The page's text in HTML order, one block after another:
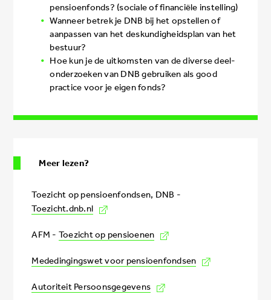
pensioenfonds? (sociale of financiële instelling)
Wanneer betrek je DNB bij het opstellen of
aanpassen van het deskundigheidsplan van het
bestuur?
Hoe kun je de uitkomsten van de diverse deel­
onderzoeken van DNB gebruiken als good
practice voor je eigen fonds?
Meer lezen?
Toezicht op pensioenfondsen, DNB -
Toezicht.dnb.nl
AFM - Toezicht op pensioenen
Mededingingswet voor pensioenfondsen
Autoriteit Persoonsgegevens